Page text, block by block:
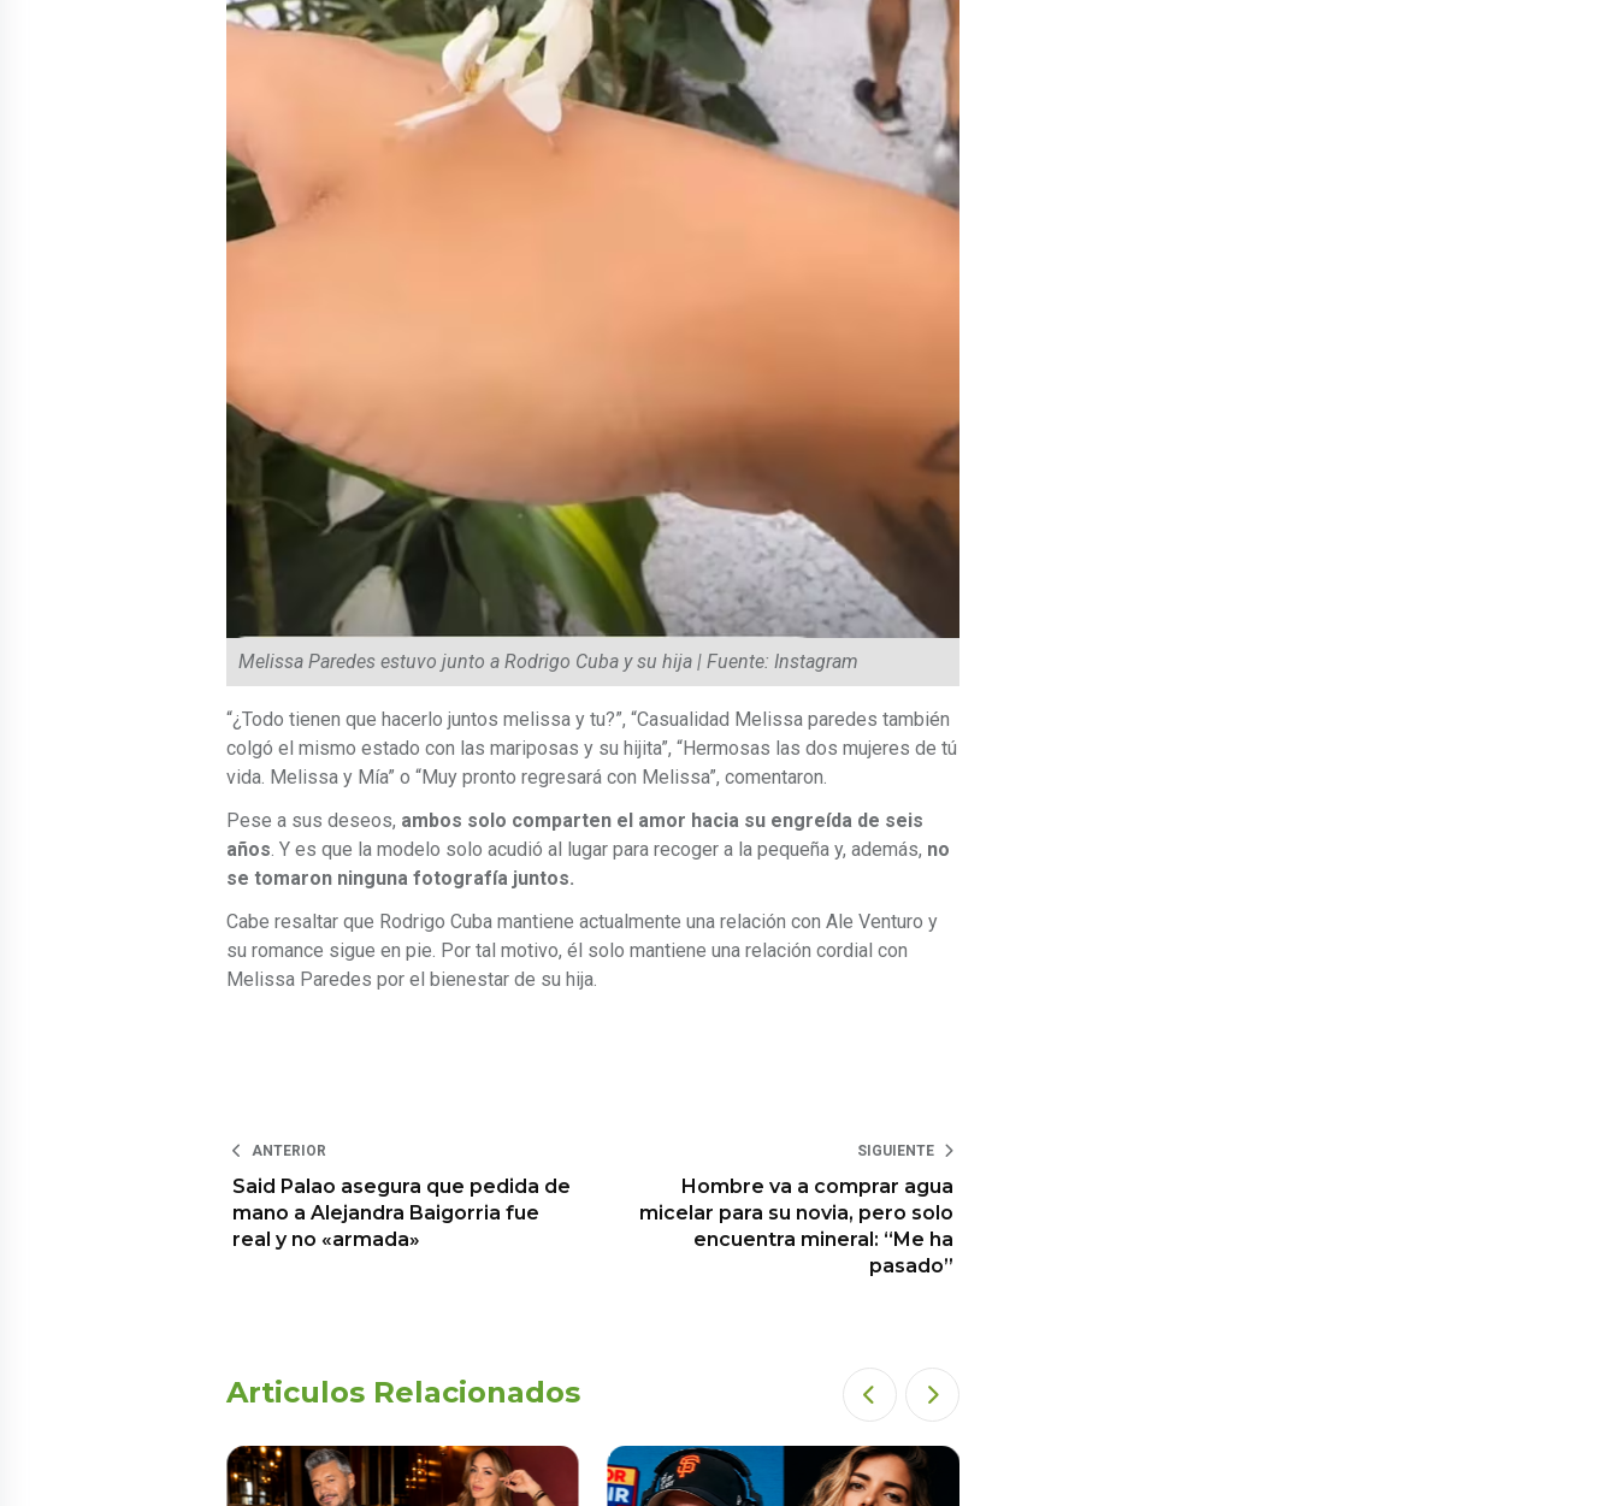
Melissa Paredes estuvo junto a Rodrigo Cuba y su hija | Fuente: Instagram
“¿Todo tienen que hacerlo juntos melissa y tu?”, “Casualidad Melissa paredes también
colgó el mismo estado con las mariposas y su hijita”, “Hermosas las dos mujeres de tú
vida. Melissa y Mía” o “Muy pronto regresará con Melissa”, comentaron.
Pese a sus deseos, ambos solo comparten el amor hacia su engreída de seis
años. Y es que la modelo solo acudió al lugar para recoger a la pequeña y, además, no
se tomaron ninguna fotografía juntos.
Cabe resaltar que Rodrigo Cuba mantiene actualmente una relación con Ale Venturo y
su romance sigue en pie. Por tal motivo, él solo mantiene una relación cordial con
Melissa Paredes por el bienestar de su hija.
ANTERIOR
Said Palao asegura que pedida de
mano a Alejandra Baigorria fue
real y no «armada»
SIGUIENTE
Hombre va a comprar agua
micelar para su novia, pero solo
encuentra mineral: “Me ha
pasado”
Articulos Relacionados